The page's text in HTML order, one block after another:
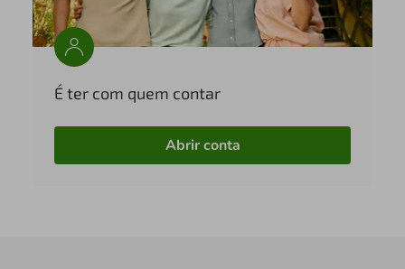
É ter com quem contar
Abrir conta